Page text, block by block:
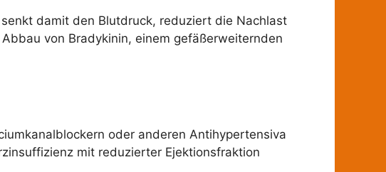
damit den Blutdruck, reduziert die Nachlast
von Bradykinin, einem gefäßerweiternden
oder anderen Antihypertensiva
mit reduzierter Ejektionsfraktion